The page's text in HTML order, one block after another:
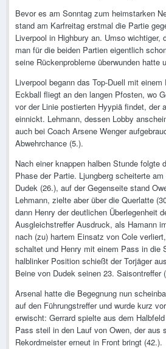
Bevor es am Sonntag zum heimstarken
stand am Karfreitag erstmal die Partie
Liverpool in Highbury an. Umso wichtiger,
man für die beiden Partien eigentlich
seine Rückenprobleme überwunden hatte
Liverpool begann das Top-Duell mit
Eckball fliegt an den langen Pfosten, wo
vor der Linie postierten Hyypiä findet, der
einnickt. Lehmann, dessen Lobby
auch bei Coach Arsene Wenger
Abwehrchance (5.).
Nach einer knappen halben Stunde folgte
Phase der Partie. Ljungberg scheiterte
Dudek (26.), auf der Gegenseite stand
Lehmann, zielte aber über die Querlatte
dann Henry der deutlichen Überlegenheit
Ausgleichstreffer Ausdruck, als Hamann
nach (zu) hartem Einsatz von Cole
schaltet und Henry mit einem Pass in die
halblinker Position schießt der Torjäger
Beine von Dudek seinen 23. Saisontreffer
Arsenal hatte die Begegnung nun
auf den Führungstreffer und wurde kurz
erwischt: Gerrard spielte aus dem
Pass steil in den Lauf von Owen, der aus
Rekordmeister erneut in Front bringt (42.).